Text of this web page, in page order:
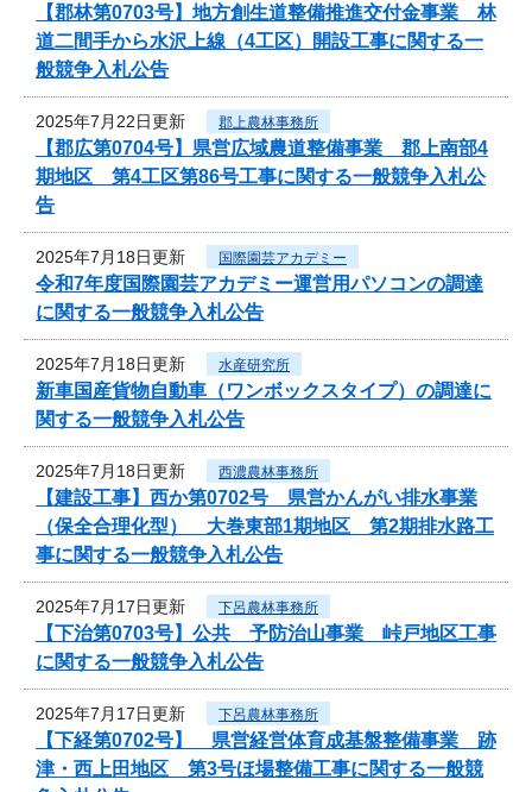
【郡林第0703号】地方創生道整備推進交付金事業 林
道二間手から水沢上線（4工区）開設工事に関する一
般競争入札公告
2025年7月22日更新 郡上農林事務所
【郡広第0704号】県営広域農道整備事業 郡上南部4
期地区 第4工区第86号工事に関する一般競争入札公
告
2025年7月18日更新 国際園芸アカデミー
令和7年度国際園芸アカデミー運営用パソコンの調達
に関する一般競争入札公告
2025年7月18日更新 水産研究所
新車国産貨物自動車（ワンボックスタイプ）の調達に
関する一般競争入札公告
2025年7月18日更新 西濃農林事務所
【建設工事】西か第0702号 県営かんがい排水事業
（保全合理化型） 大巻東部1期地区 第2期排水路工
事に関する一般競争入札公告
2025年7月17日更新 下呂農林事務所
【下治第0703号】公共 予防治山事業 峠戸地区工事
に関する一般競争入札公告
2025年7月17日更新 下呂農林事務所
【下経第0702号】 県営経営体育成基盤整備事業 跡
津・西上田地区 第3号ほ場整備工事に関する一般競